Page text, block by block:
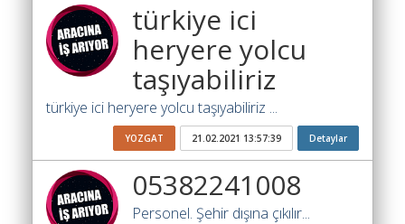
Katsayısı
Ajandam
Hakkımızda
İletişim
türkiye ici
heryere yolcu
taşıyabiliriz
türkiye ici heryere yolcu taşıyabiliriz ...
YOZGAT 21.02.2021 13:57:39 Detaylar
05382241008
Personel. Şehir dışına çıkılır...